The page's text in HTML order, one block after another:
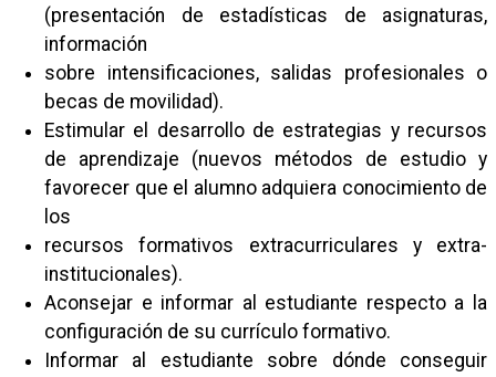
(presentación de estadísticas de asignaturas,
información
sobre intensificaciones, salidas profesionales o
becas de movilidad).
Estimular el desarrollo de estrategias y recursos
de aprendizaje (nuevos métodos de estudio y
favorecer que el alumno adquiera conocimiento de
los
recursos formativos extracurriculares y extra-
institucionales).
Aconsejar e informar al estudiante respecto a la
configuración de su currículo formativo.
Informar al estudiante sobre dónde conseguir